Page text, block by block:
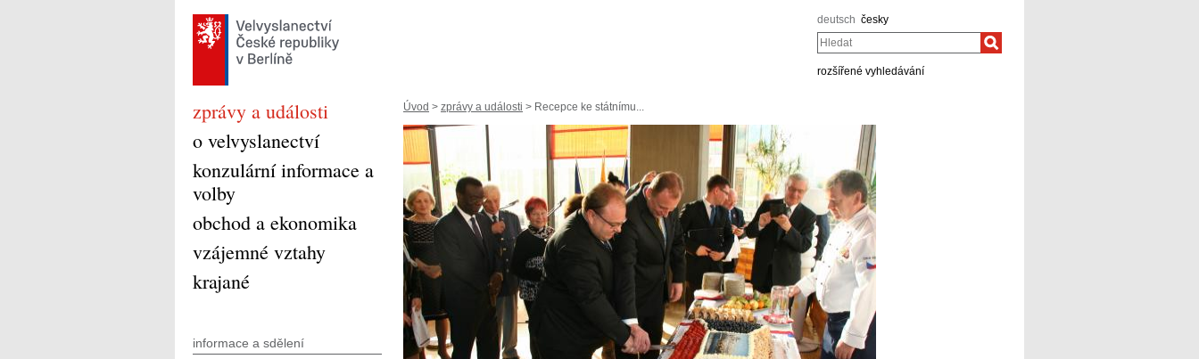
deutsch česky
Hledat
rozšířené vyhledávání
Úvod > zprávy a události > Recepce ke státnímu...
zprávy a události
o velvyslanectví
konzulární informace a
volby
obchod a ekonomika
vzájemné vztahy
krajané
informace a sdělení